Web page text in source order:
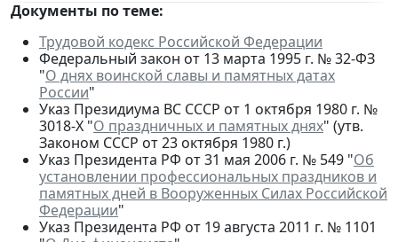
Документы по теме:
Трудовой кодекс Российской Федерации
Федеральный закон от 13 марта 1995 г. № 32-ФЗ
"О днях воинской славы и памятных датах
России"
Указ Президиума ВС СССР от 1 октября 1980 г. №
3018-Х "О праздничных и памятных днях" (утв.
Законом СССР от 23 октября 1980 г.)
Указ Президента РФ от 31 мая 2006 г. № 549 "Об
установлении профессиональных праздников и
памятных дней в Вооруженных Силах Российской
Федерации"
Указ Президента РФ от 19 августа 2011 г. № 1101